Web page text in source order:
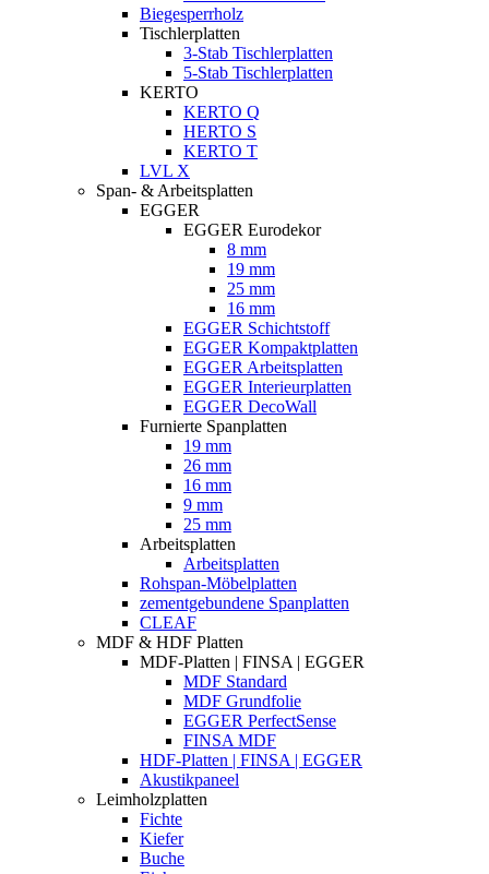
Biegesperrholz
Tischlerplatten
3-Stab Tischlerplatten
5-Stab Tischlerplatten
KERTO
KERTO Q
HERTO S
KERTO T
LVL X
Span- & Arbeitsplatten
EGGER
EGGER Eurodekor
8 mm
19 mm
25 mm
16 mm
EGGER Schichtstoff
EGGER Kompaktplatten
EGGER Arbeitsplatten
EGGER Interieurplatten
EGGER DecoWall
Furnierte Spanplatten
19 mm
26 mm
16 mm
9 mm
25 mm
Arbeitsplatten
Arbeitsplatten
Rohspan-Möbelplatten
zementgebundene Spanplatten
CLEAF
MDF & HDF Platten
MDF-Platten | FINSA | EGGER
MDF Standard
MDF Grundfolie
EGGER PerfectSense
FINSA MDF
HDF-Platten | FINSA | EGGER
Akustikpaneel
Leimholzplatten
Fichte
Kiefer
Buche